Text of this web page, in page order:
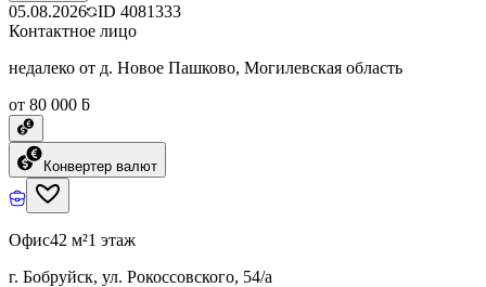
05.08.2026 ID 4081333
Контактное лицо
недалеко от д. Новое Пашково, Могилевская область
от 80 000 ƃ
Конвертер валют
Офис42 м²1 этаж
г. Бобруйск, ул. Рокоссовского, 54/а